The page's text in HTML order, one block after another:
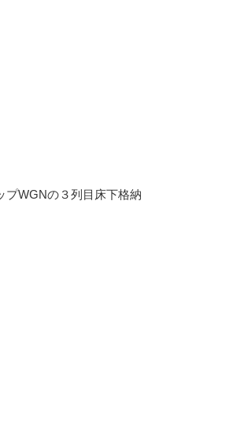
プWGNの３列目床下格納